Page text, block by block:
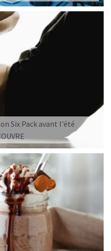
Six Pack avant l'été